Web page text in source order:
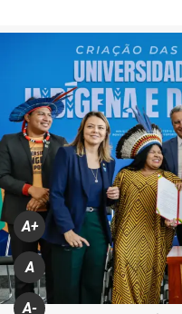
A+
A
A-